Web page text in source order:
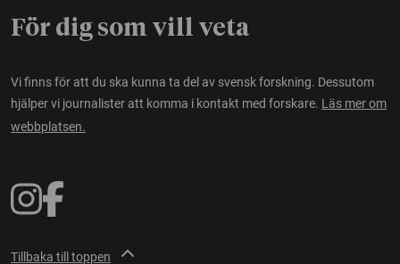
För dig som vill veta
Vi finns för att du ska kunna ta del av svensk forskning. Dessutom
hjälper vi journalister att komma i kontakt med forskare. Läs mer om
webbplatsen.
Tillbaka till toppen